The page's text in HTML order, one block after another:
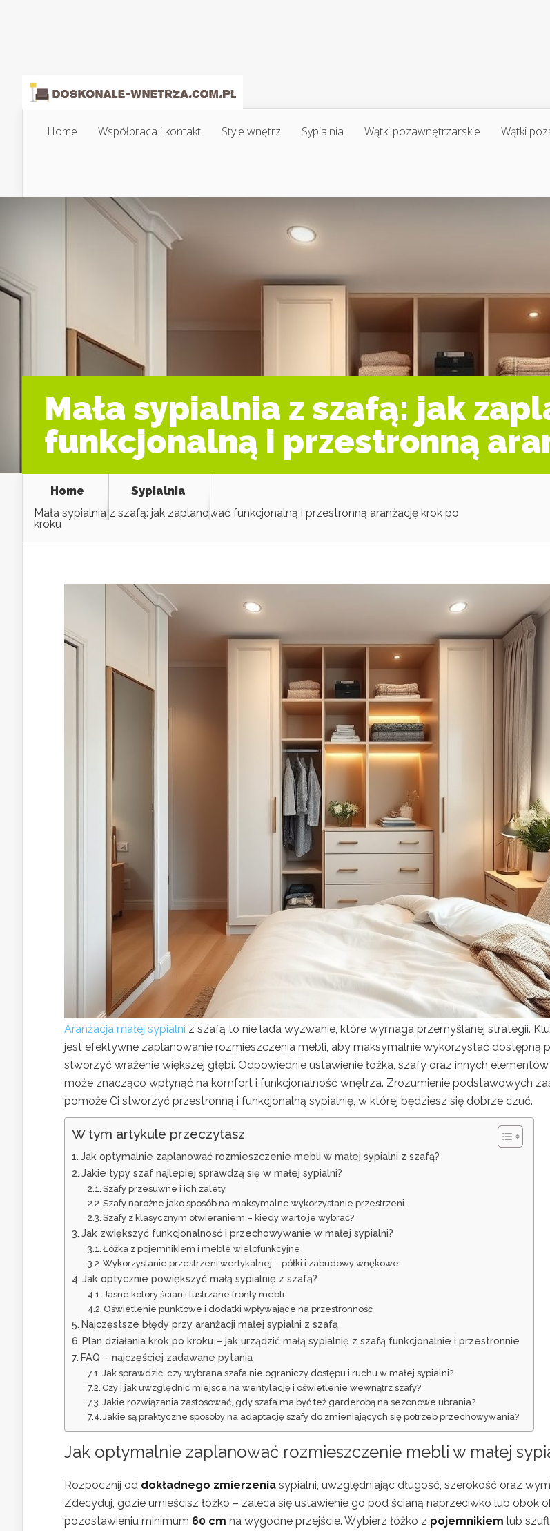
Home Współpraca i kontakt Style wnętrz Sypialnia Wątki pozawnętrzarskie Wątki
Mała sypialnia z szafą: jak
funkcjonalną i przestronną
Home
Sypialnia
Mała sypialnia z szafą: jak zaplanować funkcjonalną i przestronną aranżację krok po
kroku
Aranżacja małej sypialni z szafą to nie lada wyzwanie, które wymaga przemyślanej strategii.
jest efektywne zaplanowanie rozmieszczenia mebli, aby maksymalnie wykorzystać dostępną
stworzyć wrażenie większej głębi. Odpowiednie ustawienie łóżka, szafy oraz innych
może znacząco wpłynąć na komfort i funkcjonalność wnętrza. Zrozumienie podstawowych
pomoże Ci stworzyć przestronną i funkcjonalną sypialnię, w której będziesz się dobrze czuć.
W tym artykule przeczytasz
Jak optymalnie zaplanować rozmieszczenie mebli w małej sypialni z szafą?
Jakie typy szaf najlepiej sprawdzą się w małej sypialni?
Szafy przesuwne i ich zalety
Szafy narożne jako sposób na maksymalne wykorzystanie przestrzeni
Szafy z klasycznym otwieraniem – kiedy warto je wybrać?
Jak zwiększyć funkcjonalność i przechowywanie w małej sypialni?
Łóżka z pojemnikiem i meble wielofunkcyjne
Wykorzystanie przestrzeni wertykalnej – półki i zabudowy wnękowe
Jak optycznie powiększyć małą sypialnię z szafą?
Jasne kolory ścian i lustrzane fronty mebli
Oświetlenie punktowe i dodatki wpływające na przestronność
Najczęstsze błędy przy aranżacji małej sypialni z szafą
Plan działania krok po kroku – jak urządzić małą sypialnię z szafą funkcjonalnie i przestronnie
FAQ – najczęściej zadawane pytania
Jak sprawdzić, czy wybrana szafa nie ograniczy dostępu i ruchu w małej sypialni?
Czy i jak uwzględnić miejsce na wentylację i oświetlenie wewnątrz szafy?
Jakie rozwiązania zastosować, gdy szafa ma być też garderobą na sezonowe ubrania?
Jakie są praktyczne sposoby na adaptację szafy do zmieniających się potrzeb przechowywania?
Jak optymalnie zaplanować rozmieszczenie mebli w małej
Rozpocznij od dokładnego zmierzenia sypialni, uwzględniając długość, szerokość oraz
Zdecyduj, gdzie umieścisz łóżko – zaleca się ustawienie go pod ścianą naprzeciwko lub obok
pozostawieniu minimum 60 cm na wygodne przejście. Wybierz łóżko z pojemnikiem lub